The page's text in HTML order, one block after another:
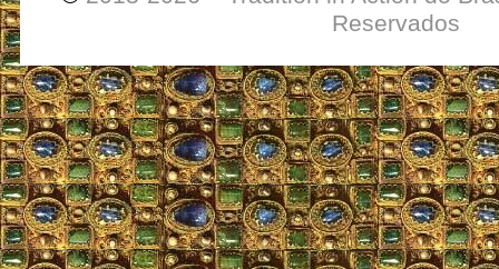
Reservados